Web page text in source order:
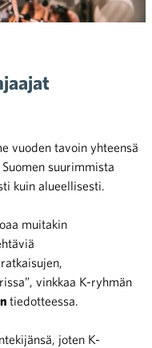
vuoden tavoin yhteensä
suurimmista
kuin alueellisesti.
muitakin
vinkkaa K-ryhmän
tiedotteessa.
joten K-